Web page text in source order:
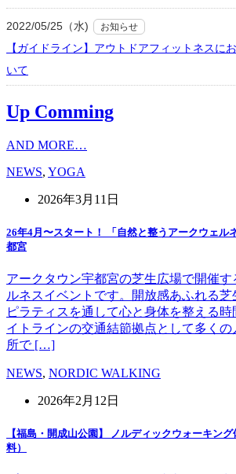
2022/05/25（水) お知らせ
【ガイドライン】アウトドアフィットネスに
いて
Up Comming
AND MORE…
NEWS, YOGA
2026年3月11日
26年4月〜スタート！ 「自然と整うアークウェル
都宮
アークタウン宇都宮の芝生広場で開催す
ルネスイベントです。開放感あふれる
ピラティスを通して心と身体を整える
イトラインの交通結節拠点として多く
所で […]
NEWS, NORDIC WALKING
2026年2月12日
【福島・開成山公園】 ノルディックウォーキン
料）